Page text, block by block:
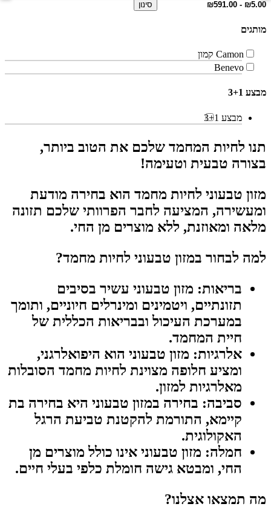
סינון
מותגים
Camon קמון
Benevo
מבצע 3+1
מבצע 3+1
תנו לחיות המחמד שלכם את הטוב ביותר,
בצורה טבעית וטעימה!
מזון טבעוני לחיות מחמד הוא בחירה מודעת
ומעשירה, המציעה לחבר הפרוותי שלכם תזונה
מלאה ומאוזנת, ללא מוצרים מן החי.
למה לבחור במזון טבעוני לחיות מחמד?
בריאות: מזון טבעוני עשיר בסיבים
תזונתיים, ויטמינים ומינרלים חיוניים, ותומך
במערכת העיכול ובבריאות הכללית של
חיית המחמד.
אלרגיות: מזון טבעוני הוא היפואלרגני,
ומציע חלופה מצוינת לחיות מחמד הסובלות
מאלרגיות למזון.
סביבה: בחירה במזון טבעוני היא בחירה בת
קיימא, התורמת להקטנת טביעת הרגל
האקולוגית.
חמלה: מזון טבעוני אינו כולל מוצרים מן
החי, ומבטא גישה חומלת כלפי בעלי חיים.
מה תמצאו אצלנו?